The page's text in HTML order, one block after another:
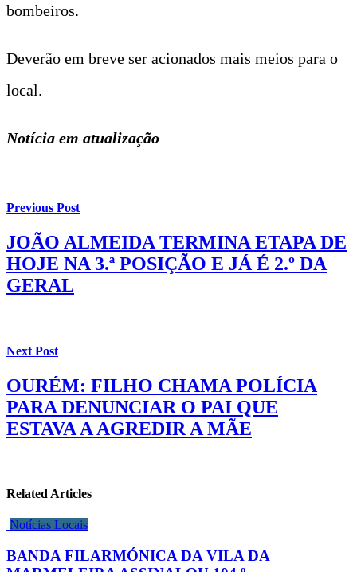
bombeiros.
Deverão em breve ser acionados mais meios para o
local.
Notícia em atualização
Previous Post
JOÃO ALMEIDA TERMINA ETAPA DE
HOJE NA 3.ª POSIÇÃO E JÁ É 2.º DA
GERAL
Next Post
OURÉM: FILHO CHAMA POLÍCIA
PARA DENUNCIAR O PAI QUE
ESTAVA A AGREDIR A MÃE
Related Articles
Notícias Locais
BANDA FILARMÓNICA DA VILA DA